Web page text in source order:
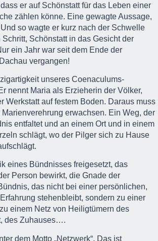
er auf Schönstatt für das Leben einer
zählen könne. Eine gewagte Aussage,
so wagte er kurz nach der Schwelle
Schönstatt in das Gesicht der
ein Jahr war seit dem Ende der
vergangen!
unseres Coenaculums-
nennt Maria als Erzieherin der Völker,
Werkstatt auf festem Boden. Daraus muss
erwachsen. Ein Weg, der
entfaltet und an einem Ort und in einem
schlägt, wo der Pilger sich zu Hause
eines Bündnisses freigesetzt, das
Person bewirkt, die Gnade der
das nicht bei einer persönlichen,
stehenbleibt, sondern zu einer
einem Netz von Heiligtümern des
des Zuhauses….
dem Motto „Netzwerk“. Das ist